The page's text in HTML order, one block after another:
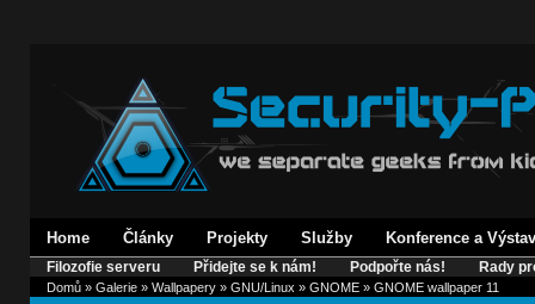
Home Články Projekty Služby Konference a
Filozofie serveru Přidejte se k nám! Podpořte nás! Rady
Domů» Galerie» Wallpapery» GNU/Linux » GNOME» GNOME wallpaper 11